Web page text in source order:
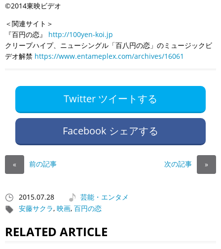
©2014東映ビデオ
＜関連サイト＞
『百円の恋』 http://100yen-koi.jp
クリープハイプ、ニューシングル「百八円の恋」のミュージックビ
デオ解禁 https://www.entameplex.com/archives/16061
Twitter ツイートする
Facebook シェアする
« 前の記事 次の記事 »
2015.07.28
芸能・エンタメ
安藤サクラ, 映画, 百円の恋
RELATED ARTICLE